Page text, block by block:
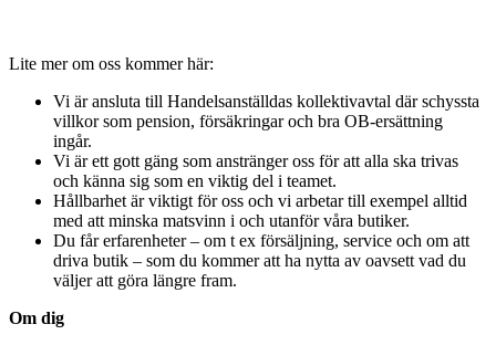
Lite mer om oss kommer här:
Vi är ansluta till Handelsanställdas kollektivavtal där schyssta
villkor som pension, försäkringar och bra OB-ersättning
ingår.
Vi är ett gott gäng som anstränger oss för att alla ska trivas
och känna sig som en viktig del i teamet.
Hållbarhet är viktigt för oss och vi arbetar till exempel alltid
med att minska matsvinn i och utanför våra butiker.
Du får erfarenheter – om t ex försäljning, service och om att
driva butik – som du kommer att ha nytta av oavsett vad du
väljer att göra längre fram.
Om dig